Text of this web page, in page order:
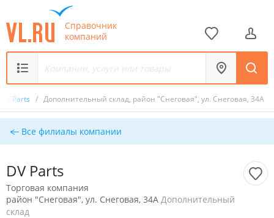
Справочник
компаний
DV Parts / Дополнительный склад, район "Снеговая", ул. Снеговая, 34А
Все филиалы компании
DV Parts
Торговая компания
район "Снеговая", ул. Снеговая, 34А Дополнительный
склад